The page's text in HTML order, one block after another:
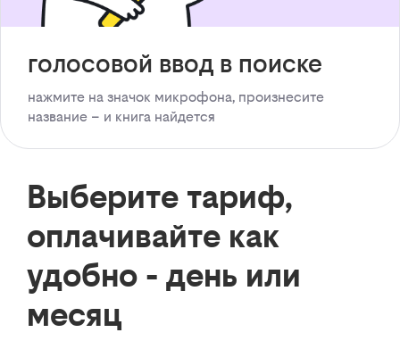
голосовой ввод в поиске
нажмите на значок микрофона, произнесите
название – и книга найдется
Выберите тариф,
оплачивайте как
удобно - день или
месяц